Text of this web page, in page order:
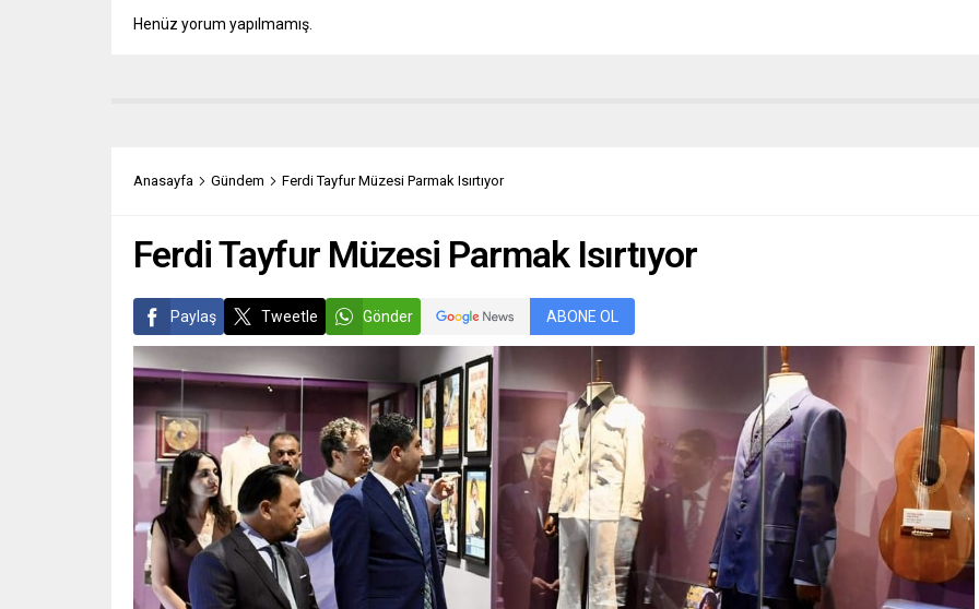
Henüz yorum yapılmamış.
Anasayfa Gündem Ferdi Tayfur Müzesi Parmak Isırtıyor
Ferdi Tayfur Müzesi Parmak Isırtıyor
Paylaş Tweetle Gönder ABONE OL